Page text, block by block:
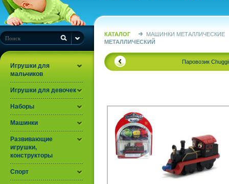
Игрушки для
мальчиков
Игрушки для девочек
Наборы
Машинки
Развивающие
игрушки,
конструкторы
Спорт
КАТАЛОГ
МАШИНКИ МЕТАЛЛИЧЕСКИЕ
МЕТАЛЛИЧЕСКИЙ
Паровозик